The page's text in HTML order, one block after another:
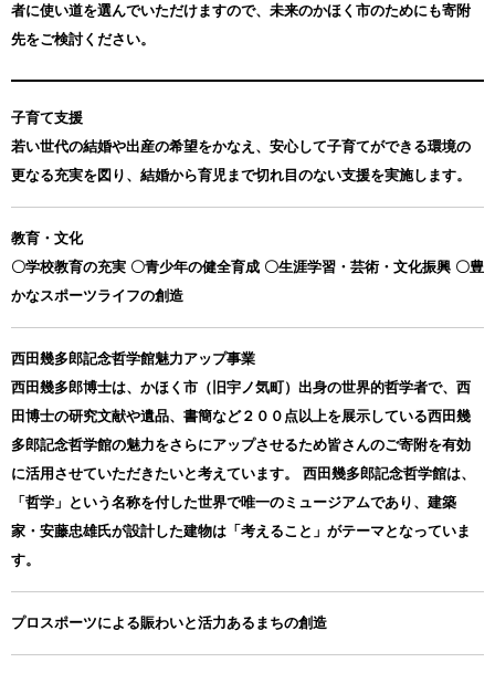
者に使い道を選んでいただけますので、未来のかほく市のためにも寄附
先をご検討ください。
子育て支援
若い世代の結婚や出産の希望をかなえ、安心して子育てができる環境の
更なる充実を図り、結婚から育児まで切れ目のない支援を実施します。
教育・文化
〇学校教育の充実 〇青少年の健全育成 〇生涯学習・芸術・文化振興 〇豊
かなスポーツライフの創造
西田幾多郎記念哲学館魅力アップ事業
西田幾多郎博士は、かほく市（旧宇ノ気町）出身の世界的哲学者で、西
田博士の研究文献や遺品、書簡など２００点以上を展示している西田幾
多郎記念哲学館の魅力をさらにアップさせるため皆さんのご寄附を有効
に活用させていただきたいと考えています。 西田幾多郎記念哲学館は、
「哲学」という名称を付した世界で唯一のミュージアムであり、建築
家・安藤忠雄氏が設計した建物は「考えること」がテーマとなっていま
す。
プロスポーツによる賑わいと活力あるまちの創造